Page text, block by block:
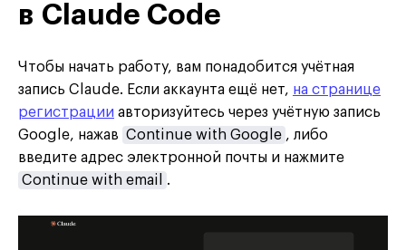
в Claude Code
Чтобы начать работу, вам понадобится учётная
запись Claude. Если аккаунта ещё нет, на странице
регистрации авторизуйтесь через учётную запись
Google, нажав Continue with Google , либо
введите адрес электронной почты и нажмите
Continue with email
.